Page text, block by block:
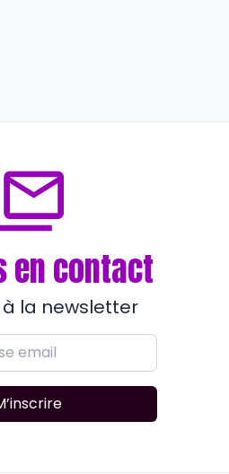
en contact
à la newsletter